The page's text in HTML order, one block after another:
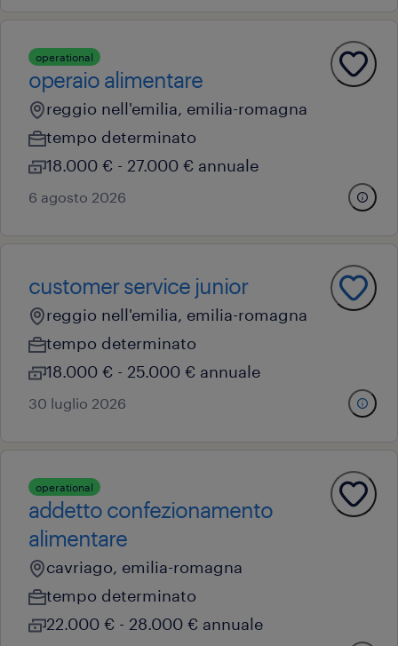
operational
operaio alimentare
reggio nell'emilia, emilia-romagna
tempo determinato
18.000 € - 27.000 € annuale
6 agosto 2026
customer service junior
reggio nell'emilia, emilia-romagna
tempo determinato
18.000 € - 25.000 € annuale
30 luglio 2026
operational
addetto confezionamento
alimentare
cavriago, emilia-romagna
tempo determinato
22.000 € - 28.000 € annuale